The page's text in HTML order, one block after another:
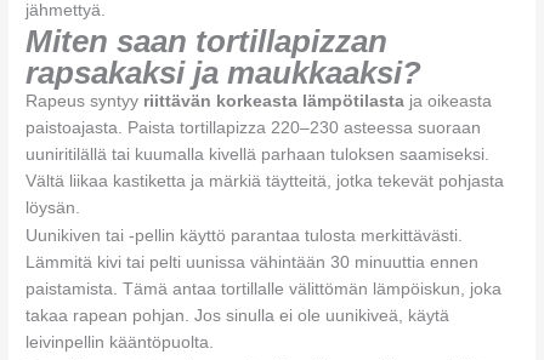
jähmettyä.
Miten saan tortillapizzan
rapsakaksi ja maukkaaksi?
Rapeus syntyy riittävän korkeasta lämpötilasta ja oikeasta
paistoajasta. Paista tortillapizza 220–230 asteessa suoraan
uuniritilällä tai kuumalla kivellä parhaan tuloksen saamiseksi.
Vältä liikaa kastiketta ja märkiä täytteitä, jotka tekevät pohjasta
löysän.
Uunikiven tai -pellin käyttö parantaa tulosta merkittävästi.
Lämmitä kivi tai pelti uunissa vähintään 30 minuuttia ennen
paistamista. Tämä antaa tortillalle välittömän lämpöiskun, joka
takaa rapean pohjan. Jos sinulla ei ole uunikiveä, käytä
leivinpellin kääntöpuolta.